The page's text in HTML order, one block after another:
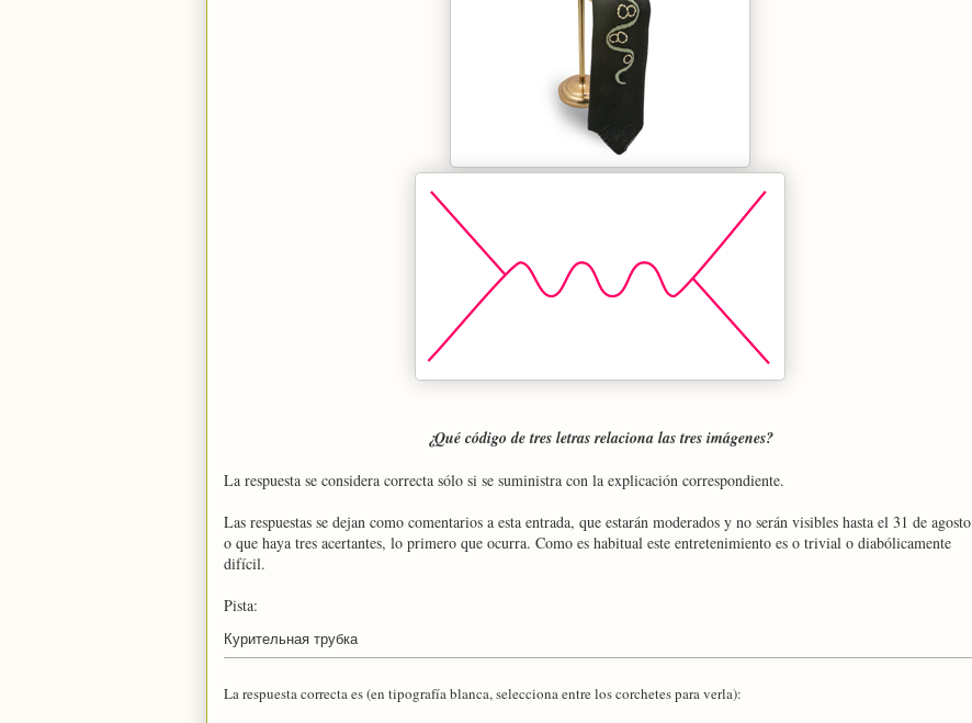
¿Qué código de tres letras relaciona las tres imágenes?
La respuesta se considera correcta sólo si se suministra con la explicación correspondiente.
Las respuestas se dejan como comentarios a esta entrada, que estarán moderados y no serán visibles hasta el 31 de agosto
o que haya tres acertantes, lo primero que ocurra. Como es habitual este entretenimiento es o trivial o diabólicamente
difícil.
Pista:
Курительная трубка
La respuesta correcta es (en tipografía blanca, selecciona entre los corchetes para verla):